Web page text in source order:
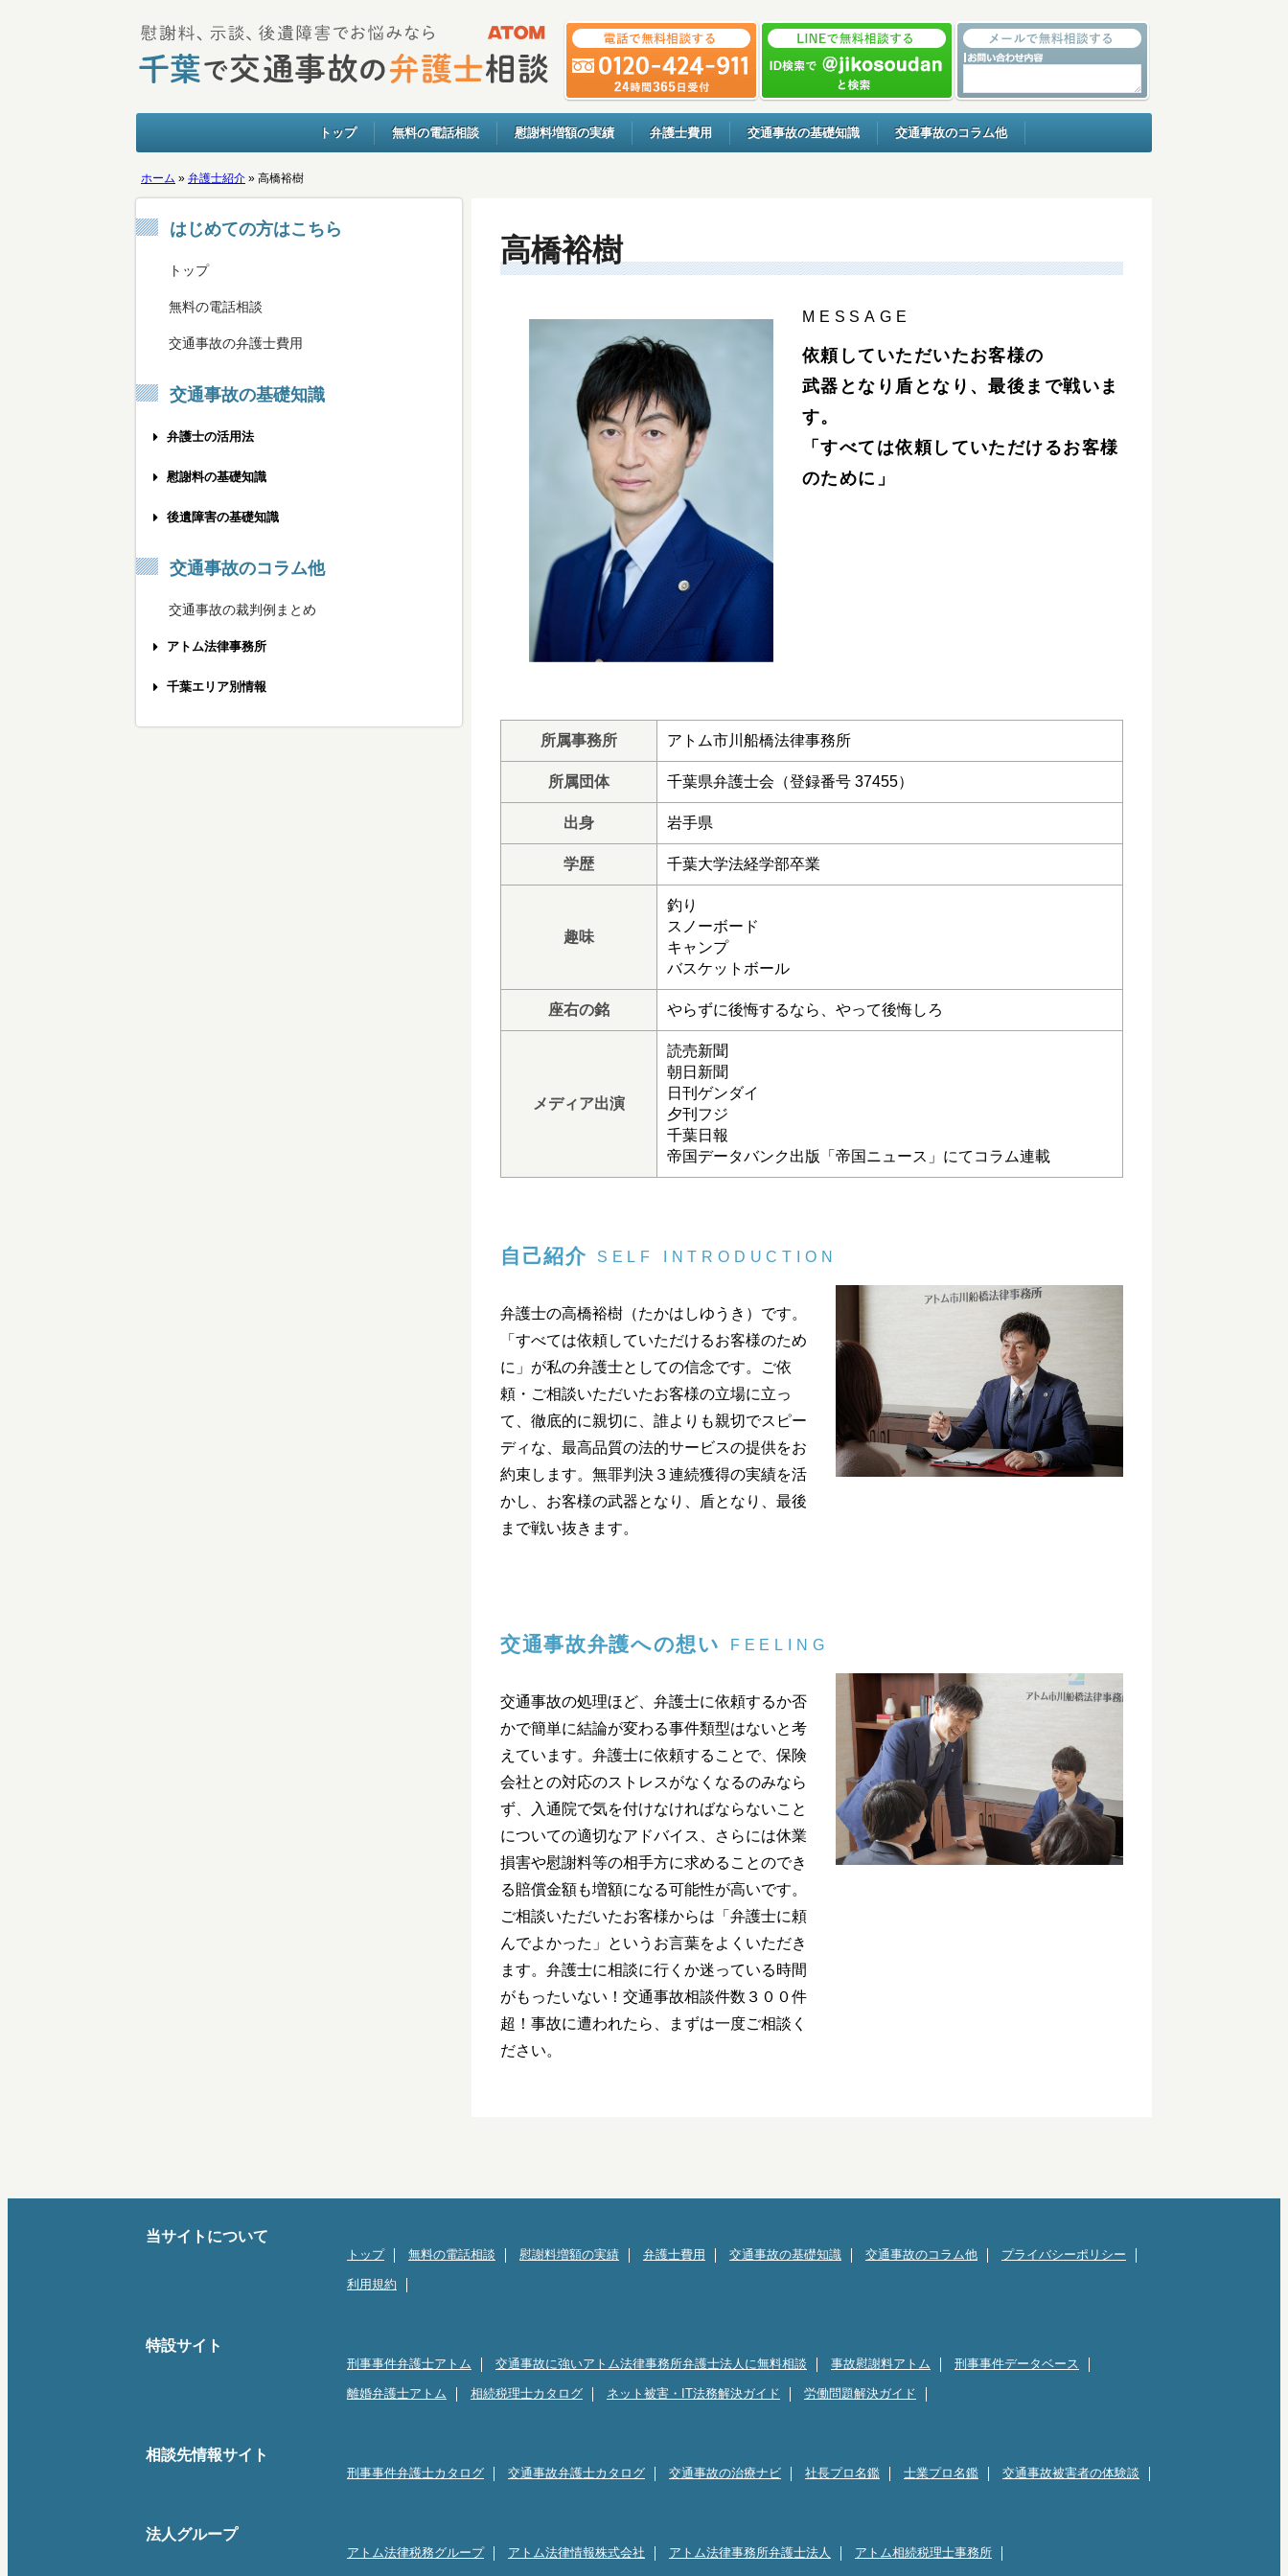
トップ 無料の電話相談 慰謝料増額の実績 弁護士費用 交通事故の基礎知識 交通事故のコラム他
ホーム » 弁護士紹介 » 高橋裕樹
はじめての方はこちら
トップ
無料の電話相談
交通事故の弁護士費用
交通事故の基礎知識
弁護士の活用法
事故被害者の方へ
弁護士費用の不安を解消するために
弁護士特約を利用する際の注意点
弁護士に相談する最適なタイミング
弁護士との打ち合わせへの持参物
おすすめできる交通事故弁護士とは？
慰謝料の基礎知識
交通事故慰謝料の相場計算機
むちうちの慰謝料を増額する方法
椎間板ヘルニアの慰謝料相場は？
打撲でも慰謝料を請求できるの？
通院3ヶ月の慰謝料の3つの基準
通院6ヶ月の慰謝料を増額するには
後遺障害の基礎知識
後遺障害の認定にかかる期間
骨折後の後遺障害の慰謝料相場
交通事故のコラム他
交通事故の裁判例まとめ
アトム法律事務所
交通事故の弁護士費用
千葉エリア別情報
高橋裕樹
MESSAGE
依頼していただいたお客様の
武器となり盾となり、最後まで戦いま
す。
「すべては依頼していただけるお客様
のために」
所属事務所 アトム市川船橋法律事務所
所属団体 千葉県弁護士会（登録番号 37455）
出身 岩手県
学歴 千葉大学法経学部卒業
趣味
釣り
スノーボード
キャンプ
バスケットボール
座右の銘 やらずに後悔するなら、やって後悔しろ
メディア出演
読売新聞
朝日新聞
日刊ゲンダイ
夕刊フジ
千葉日報
帝国データバンク出版「帝国ニュース」にてコラム連載
自己紹介 SELF INTRODUCTION
弁護士の高橋裕樹（たかはしゆうき）です。
「すべては依頼していただけるお客様のため
に」が私の弁護士としての信念です。ご依
頼・ご相談いただいたお客様の立場に立っ
て、徹底的に親切に、誰よりも親切でスピー
ディな、最高品質の法的サービスの提供をお
約束します。無罪判決３連続獲得の実績を活
かし、お客様の武器となり、盾となり、最後
まで戦い抜きます。
交通事故弁護への想い FEELING
交通事故の処理ほど、弁護士に依頼するか否
かで簡単に結論が変わる事件類型はないと考
えています。弁護士に依頼することで、保険
会社との対応のストレスがなくなるのみなら
ず、入通院で気を付けなければならないこと
についての適切なアドバイス、さらには休業
損害や慰謝料等の相手方に求めることのでき
る賠償金額も増額になる可能性が高いです。
ご相談いただいたお客様からは「弁護士に頼
んでよかった」というお言葉をよくいただき
ます。弁護士に相談に行くか迷っている時間
がもったいない！交通事故相談件数３００件
超！事故に遭われたら、まずは一度ご相談く
ださい。
当サイトについて
トップ 無料の電話相談 慰謝料増額の実績 弁護士費用 交通事故の基礎知識 交通事故のコラム他 プライバシーポリシー
利用規約
特設サイト
刑事事件弁護士アトム 交通事故に強いアトム法律事務所弁護士法人に無料相談 事故慰謝料アトム 刑事事件データベース
離婚弁護士アトム 相続税理士カタログ ネット被害・IT法務解決ガイド 労働問題解決ガイド
相談先情報サイト
刑事事件弁護士カタログ 交通事故弁護士カタログ 交通事故の治療ナビ 社長プロ名鑑 士業プロ名鑑 交通事故被害者の体験談
法人グループ
アトム法律税務グループ アトム法律情報株式会社 アトム法律事務所弁護士法人 アトム相続税理士事務所